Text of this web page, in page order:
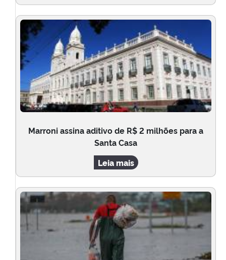
Marroni assina aditivo de R$ 2 milhões para a
Santa Casa
Leia mais